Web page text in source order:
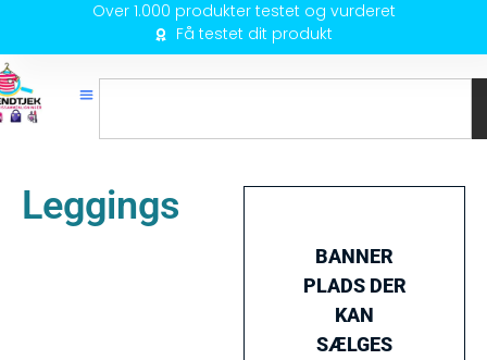
Over 1.000 produkter testet og vurderet
Få testet dit produkt
Leggings
BANNER
PLADS DER
KAN
SÆLGES